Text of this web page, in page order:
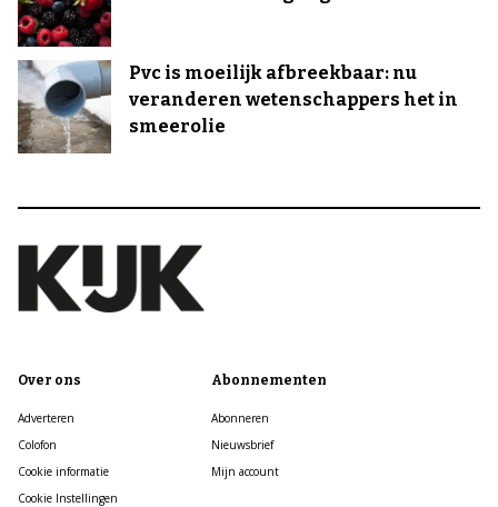
Pvc is moeilijk afbreekbaar: nu
veranderen wetenschappers het in
smeerolie
Over ons
Adverteren
Colofon
Cookie informatie
Cookie Instellingen
Abonnementen
Abonneren
Nieuwsbrief
Mijn account